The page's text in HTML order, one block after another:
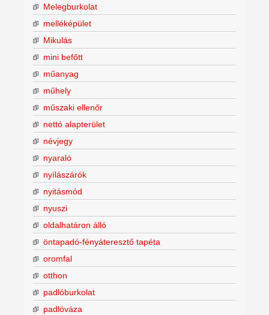
Melegburkolat
melléképület
Mikulás
mini befőtt
műanyag
műhely
műszaki ellenőr
nettó alapterület
névjegy
nyaraló
nyílászárók
nyitásmód
nyuszi
oldalhatáron álló
öntapadó-fényáteresztő tapéta
oromfal
otthon
padlóburkolat
padlóváza